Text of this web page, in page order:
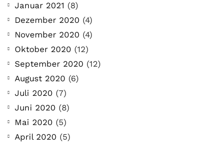
Januar 2021 (8)
Dezember 2020 (4)
November 2020 (4)
Oktober 2020 (12)
September 2020 (12)
August 2020 (6)
Juli 2020 (7)
Juni 2020 (8)
Mai 2020 (5)
April 2020 (5)